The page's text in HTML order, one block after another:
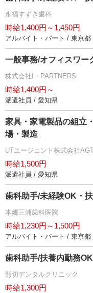
永福すずき歯科
時給1,400円～1,450円
アルバイト・パート / 東京都
一般事務/オフィスワー
株式会社I・PARTNERS
時給1,400円～
派遣社員 / 愛知県
家具・家電製品の組立
場・製造
UTエージェント株式会社
時給1,500円
派遣社員 / 愛知県
歯科助手/未経験OK・
本郷三浦歯科医院
時給1,230円～1,500円
アルバイト・パート / 東京都
歯科助手/扶養内勤務
熊切デンタルクリニック
時給1,300円